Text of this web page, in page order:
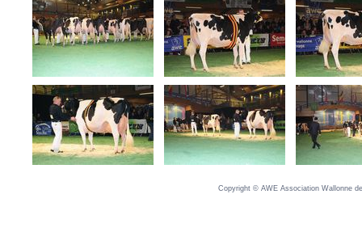
Copyright © AWE Association Wallonne